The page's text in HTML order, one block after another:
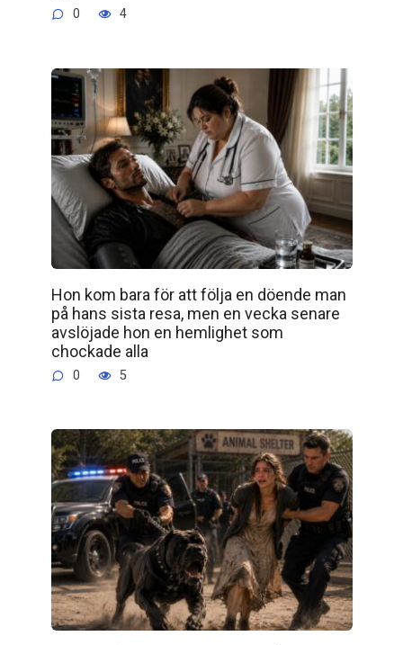
0 4
Hon kom bara för att följa en döende man
på hans sista resa, men en vecka senare
avslöjade hon en hemlighet som
chockade alla
0 5